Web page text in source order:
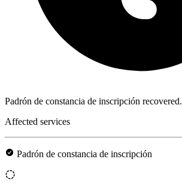
Padrón de constancia de inscripción recovered.
Affected services
Padrón de constancia de inscripción